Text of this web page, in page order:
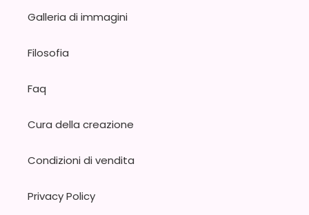
Galleria di immagini
Filosofia
Faq
Cura della creazione
Condizioni di vendita
Privacy Policy